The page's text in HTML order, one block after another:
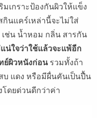
มเกราะป้องกันผิวให้แข็ง
กินแคร์เหล่านี้จะไม่ใส่
เช่น น้ำหอม กลิ่น สารกัน
ใจว่าใช้แล้วจะแพ้อีก
ย์ผิวหนังก่อน รวมทั้งถ้า
บ แดง หรือมีผื่นคันเป็นปื้น
ดยด่วนดีกว่าค่า